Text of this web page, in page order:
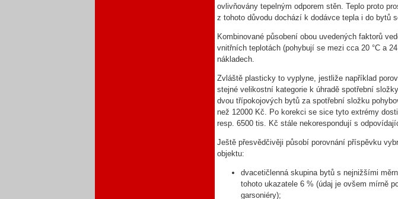
ovlivňovány tepelným odporem stěn. Teplo proto
z tohoto důvodu dochází k dodávce tepla i do bytů
Kombinované působení obou uvedených faktorů
vnitřních teplotách (pohybují se mezi cca 20 °C a
nákladech.
Zvláště plasticky to vyplyne, jestliže například
stejné velikostní kategorie k úhradě spotřební
dvou třípokojových bytů za spotřební složku
než 12000 Kč. Po korekci se sice tyto extrémy
resp. 6500 tis. Kč stále nekorespondují s
Ještě přesvědčivěji působí porovnání příspěvku
objektu:
dvacetičlenná skupina bytů s nejnižšími
tohoto ukazatele 6 % (údaj je ovšem mírně
garsoniéry);